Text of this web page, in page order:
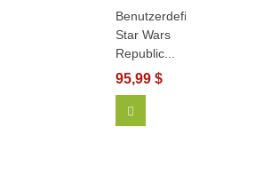
Benutzerdefinierte
Star Wars
Republic...
95,99 $